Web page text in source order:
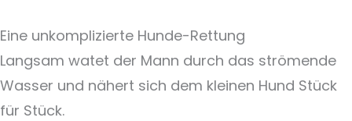
Eine unkomplizierte Hunde-Rettung
Langsam watet der Mann durch das strömende
Wasser und nähert sich dem kleinen Hund Stück
für Stück.